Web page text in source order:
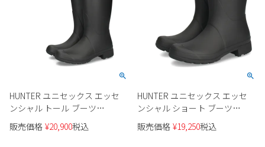
HUNTER ユニセックス エッセ
ンシャル トール ブーツ
UFT2407RMA レディース
販売価格 ¥20,900税込
HUNTER ユニセックス エッセ
ンシャル ショート ブーツ
UFS2406RMA レディース
販売価格 ¥19,250税込